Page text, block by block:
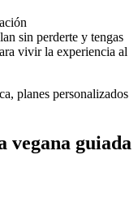
sin perderte y tengas
vivir la experiencia al
planes personalizados
vegana guiada